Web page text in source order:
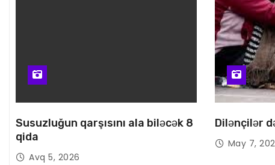
Susuzluğun qarşısını ala biləcək 8
qida
Avq 5, 2026
Dilənçilər
May 7,